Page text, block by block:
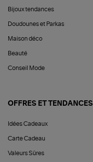
Bijoux tendances
Doudounes et Parkas
Maison déco
Beauté
Conseil Mode
OFFRES ET TENDANCES
Idées Cadeaux
Carte Cadeau
Valeurs Sûres